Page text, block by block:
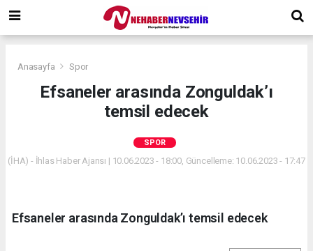
Anasayfa Spor
Efsaneler arasında Zonguldak’ı
temsil edecek
SPOR
(İHA) - İhlas Haber Ajansı | 10.06.2023 - 18:00, Güncelleme: 10.06.2023 - 17:47
Efsaneler arasında Zonguldak’ı temsil edecek